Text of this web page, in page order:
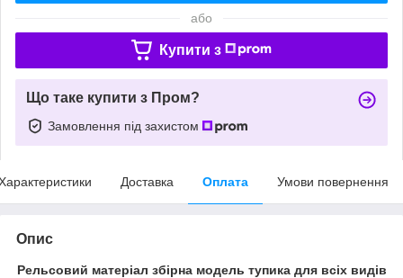
або
Купити з
Що таке купити з Пром?
Замовлення під захистом
Доставка Оплата Умови повернення
Опис
Рельсовий матеріал збірна модель тупика для всіх видів